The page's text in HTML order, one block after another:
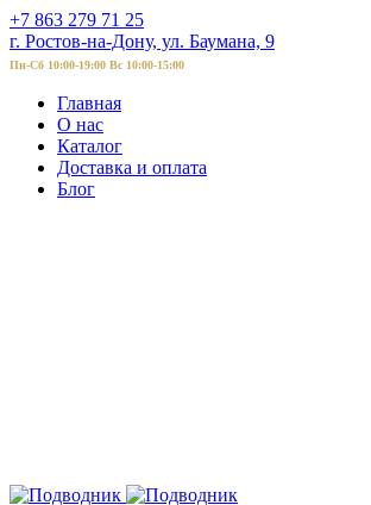
+7 863 279 71 25
г. Ростов-на-Дону, ул. Баумана, 9
Пн-Сб 10:00-19:00 Вс 10:00-15:00
Главная
О нас
Каталог
Доставка и оплата
Блог